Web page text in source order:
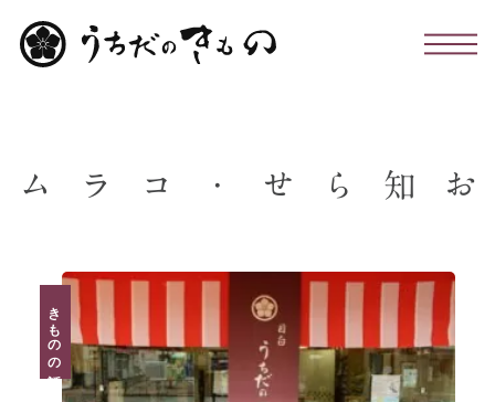
店舗のこと
お問い合わせ
お
知
ら
せ
・
コ
ラ
ム
きものの話